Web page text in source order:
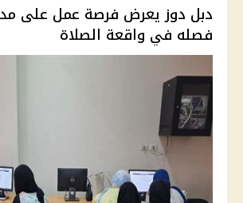
دبل دوز يعرض فرصة عمل على
فصله في واقعة الصلاة